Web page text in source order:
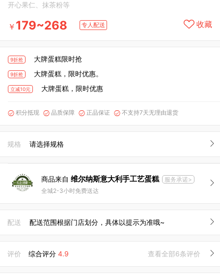
开心果仁、抹茶粉等
￥ 179~268 专人配送 收藏
9折抢 大牌蛋糕限时抢
9折抢 大牌蛋糕，限时优惠。
立减10元 大牌蛋糕，限时优惠
 积分抵现  品质保障  正品保证  不支持7天无理由退货
规格 请选择规格
商品来自 维尔纳斯意大利手工艺蛋糕
服务承诺>
全城2-3小时免费送达
配送 配送范围根据门店划分，具体以提示为准哦~
评价 综合评分 4.9 查看全部6条评价